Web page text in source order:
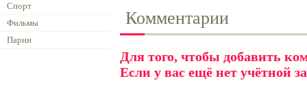
Спорт
Фильмы
Парни
Комментарии
Для того, чтобы добавить
Если у вас ещё нет учётной